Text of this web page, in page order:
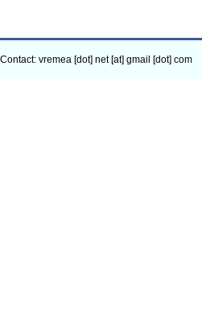
Contact: vremea [dot] net [at] gmail [dot] com